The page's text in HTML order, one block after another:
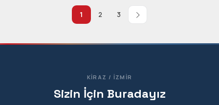
1 2 3
KIRAZ / İZMIR
Sizin İçin Buradayız